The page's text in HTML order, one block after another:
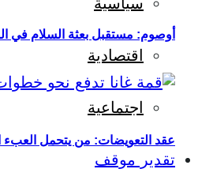
اقتصادية
اجتماعية
تقدير موقف
أوصوم: مستقبل بعثة السلام في
عقد التعويضات: من يتحمل العبء